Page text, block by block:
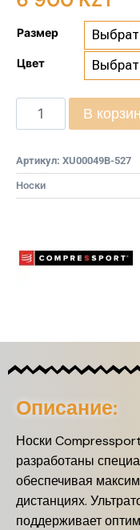
Размер
Цвет
В
Артикул: XU00049B-527
Носки
Описание:
Носки
разработаны
обеспечивая
дистанциях.
поддерживает